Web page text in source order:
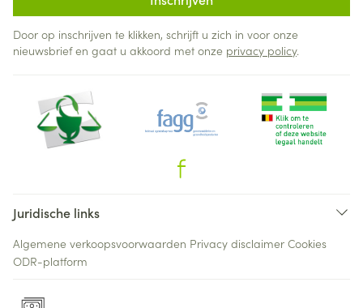
Door op inschrijven te klikken, schrijft u zich in voor onze
nieuwsbrief en gaat u akkoord met onze privacy policy.
Juridische links
Algemene verkoopsvoorwaarden Privacy disclaimer Cookies
ODR-platform